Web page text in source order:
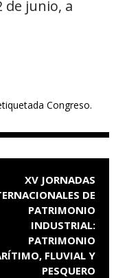
de junio, a
Congreso.
XV JORNADAS
DE
PATRIMONIO
INDUSTRIAL:
PATRIMONIO
FLUVIAL Y
PESQUERO